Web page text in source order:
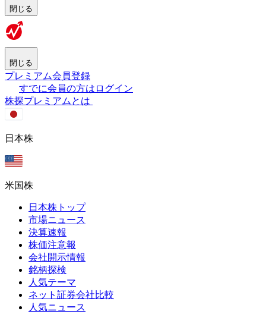
閉じる
閉じる
プレミアム会員登録
すでに会員の方はログイン
株探プレミアムとは
日本株
米国株
日本株トップ
市場ニュース
決算速報
株価注意報
会社開示情報
銘柄探検
人気テーマ
ネット証券会社比較
人気ニュース